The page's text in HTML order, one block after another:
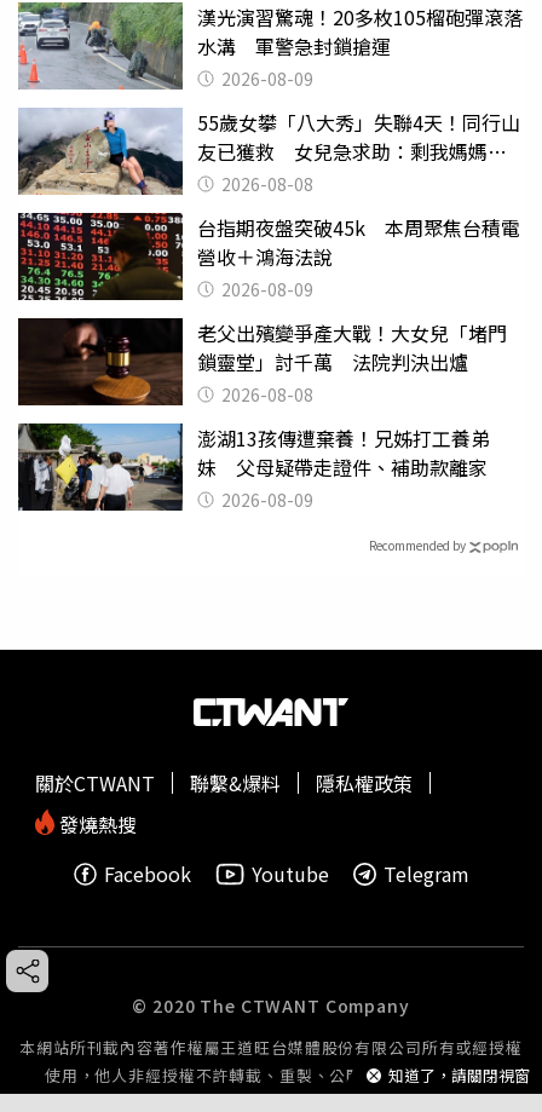
漢光演習驚魂！20多枚105榴砲彈滾落
水溝 軍警急封鎖搶運
2026-08-09
55歲女攀「八大秀」失聯4天！同行山
友已獲救 女兒急求助：剩我媽媽還
沒找到
2026-08-08
台指期夜盤突破45k 本周聚焦台積電
營收＋鴻海法說
2026-08-09
老父出殯變爭產大戰！大女兒「堵門
鎖靈堂」討千萬 法院判決出爐
2026-08-08
澎湖13孩傳遭棄養！兄姊打工養弟
妹 父母疑帶走證件、補助款離家
2026-08-09
Recommended by
知道了，請關閉視窗
關於CTWANT 聯繫&爆料
隱私權政策
發燒熱搜
Facebook
Youtube Telegram
© 2020 The CTWANT Company
本網站所刊載內容著作權屬王道旺台媒體股份有限公司所有或經授權
使用，他人非經授權不許轉載、重製、公開播送或公開傳輸。